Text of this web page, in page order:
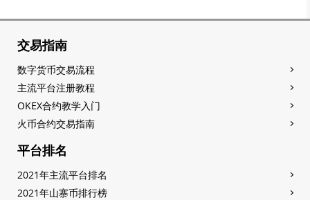
交易指南
数字货币交易流程
主流平台注册教程
OKEX合约教学入门
火币合约交易指南
平台排名
2021年主流平台排名
2021年山寨币排行榜